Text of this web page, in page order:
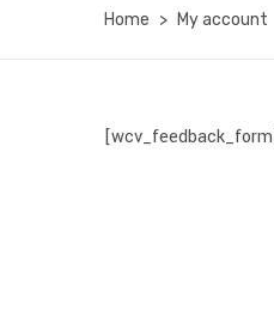
Home My account